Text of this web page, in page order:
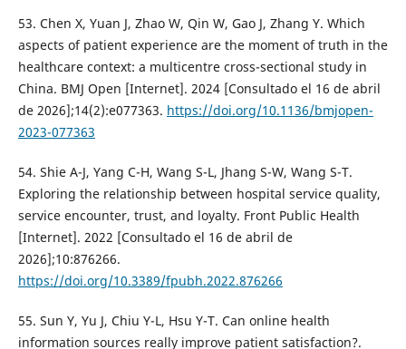
53. Chen X, Yuan J, Zhao W, Qin W, Gao J, Zhang Y. Which
aspects of patient experience are the moment of truth in the
healthcare context: a multicentre cross-sectional study in
China. BMJ Open [Internet]. 2024 [Consultado el 16 de abril
de 2026];14(2):e077363. https://doi.org/10.1136/bmjopen-
2023-077363
54. Shie A-J, Yang C-H, Wang S-L, Jhang S-W, Wang S-T.
Exploring the relationship between hospital service quality,
service encounter, trust, and loyalty. Front Public Health
[Internet]. 2022 [Consultado el 16 de abril de
2026];10:876266.
https://doi.org/10.3389/fpubh.2022.876266
55. Sun Y, Yu J, Chiu Y-L, Hsu Y-T. Can online health
information sources really improve patient satisfaction?.